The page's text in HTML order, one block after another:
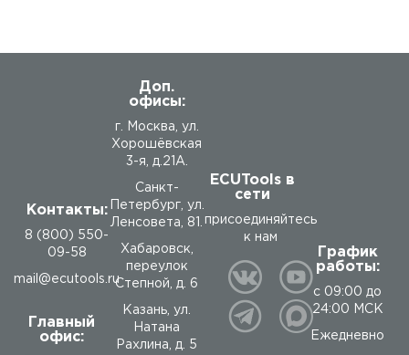
Контакты:
8 (800) 550-
09-58
mail@ecutools.ru
Главный
офис:
Доп.
офисы:
г. Москва, ул.
Хорошёвская
3-я, д.21А.
Санкт-
Петербург, ул.
Ленсовета, 81.
Хабаровск,
переулок
Степной, д. 6
Казань, ул.
Натана
Рахлина, д. 5
ECUTools в
сети
присоединяйтесь
к нам
График
работы:
с 09:00 до
24:00 МСК
Ежедневно